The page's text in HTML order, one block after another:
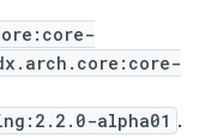
alpha01 .